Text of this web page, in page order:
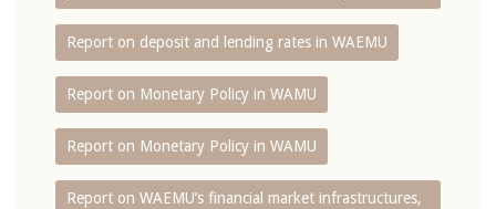
Report on deposit and lending rates in WAEMU
Report on Monetary Policy in WAMU
Report on Monetary Policy in WAMU
Report on WAEMU’s financial market infrastructures,